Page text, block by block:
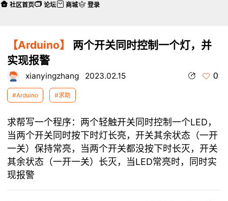
【Arduino】
两个开关同时控制一个灯，并
实现报警
xianyingzhang 2023.02.15 0
#Arduino #求助
求帮写一个程序：两个轻触开关同时控制一个LED，
当两个开关同时按下时灯长亮，开关其余状态（一开
一关）保持常亮，当两个开关都没按下时长灭，开关
其余状态（一开一关）长灭，当LED常亮时，同时实
现报警
社区首页 论坛 商城 登录